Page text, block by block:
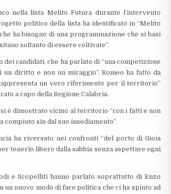
nella lista Melito Futura durante l’intervento
politico della lista ha identificato in “Melito
ha bisogno di una programmazione che si basi
soltanto di essere coltivate”.
candidati, che ha parlato di “una competizione
diritto e non un miraggio”. Romeo ha fatto da
un vero riferimento per il territorio”
a capo della Regione Calabria.
è dimostrato vicino al territorio “con i fatti e non
sin dal suo insediamento”.
ha riversato nei confronti “del porto di Gioia
tenerlo libero dalla sabbia senza aspettare ogni
e Scopelliti hanno parlato soprattutto di Enzo
un nuovo modo di fare politica che ci ha spinto ad